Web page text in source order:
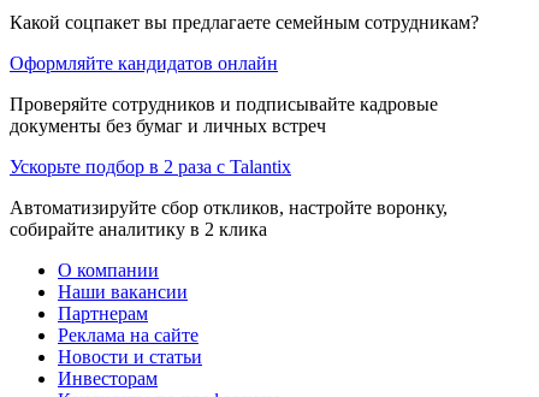
Какой соцпакет вы предлагаете семейным сотрудникам?
Оформляйте кандидатов онлайн
Проверяйте сотрудников и подписывайте кадровые
документы без бумаг и личных встреч
Ускорьте подбор в 2 раза с Talantix
Автоматизируйте сбор откликов, настройте воронку,
собирайте аналитику в 2 клика
О компании
Наши вакансии
Партнерам
Реклама на сайте
Новости и статьи
Инвесторам